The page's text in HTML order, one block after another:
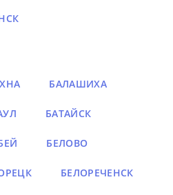
БАЛАШИХА
БАТАЙСК
БЕЛОВО
БЕЛОРЕЧЕНСК